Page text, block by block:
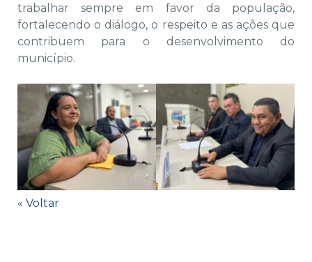
trabalhar sempre em favor da população,
fortalecendo o diálogo, o respeito e as ações que
contribuem para o desenvolvimento do
município.
« Voltar